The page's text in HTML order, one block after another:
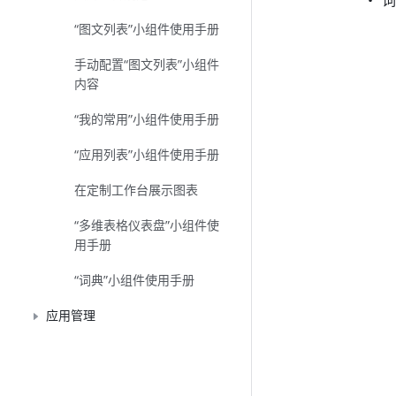
“图文列表”小组件使用手册
手动配置“图文列表”小组件
内容
“我的常用”小组件使用手册
“应用列表”小组件使用手册
在定制工作台展示图表
“多维表格仪表盘”小组件使
用手册
“词典”小组件使用手册
应用管理